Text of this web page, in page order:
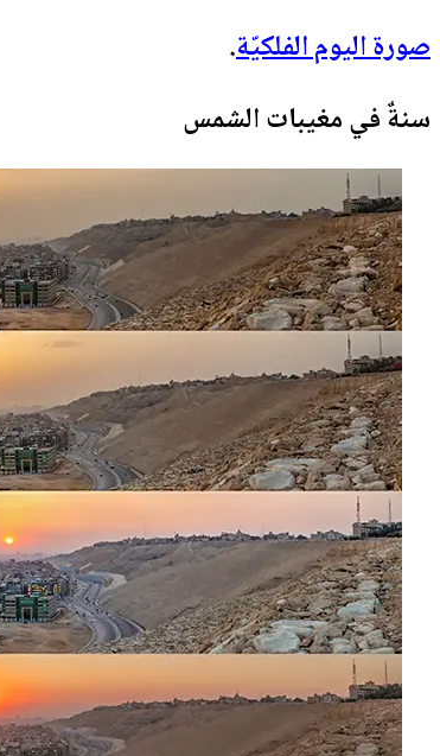
صورة اليوم الفلكيّة.
سنةٌ في مغيبات الشمس